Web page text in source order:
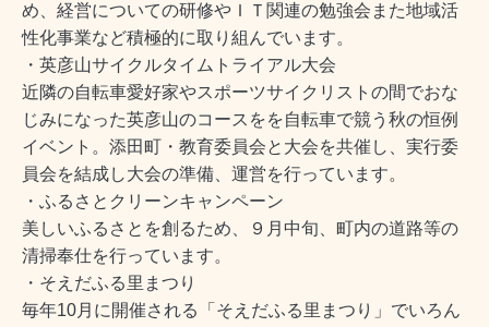
め、経営についての研修やＩＴ関連の勉強会また地域活
性化事業など積極的に取り組んでいます。
・英彦山サイクルタイムトライアル大会
近隣の自転車愛好家やスポーツサイクリストの間でおな
じみになった英彦山のコースをを自転車で競う秋の恒例
イベント。 添田町・教育委員会と大会を共催し、実行委
員会を結成し大会の準備、運営を行っています。
・ふるさとクリーンキャンペーン
美しいふるさとを創るため、９月中旬、町内の道路等の
清掃奉仕を行っています。
・ そえだふる里まつり
毎年10月に開催される「そえだふる里まつり」でいろん